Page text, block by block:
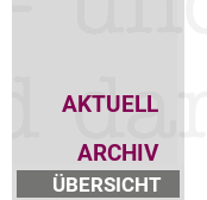
AKTUELL
ARCHIV
ÜBERSICHT